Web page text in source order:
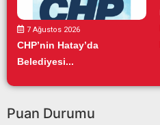
7 Ağustos 2026
CHP’nin Hatay’da
Belediyesi...
Puan Durumu